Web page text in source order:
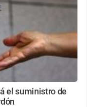
el suministro de